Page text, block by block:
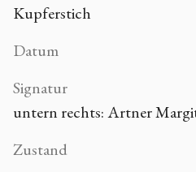
Kupferstich
Datum
Signatur
untern rechts: Artner
Zustand